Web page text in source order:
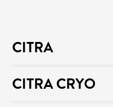
CITRA
CITRA CRYO